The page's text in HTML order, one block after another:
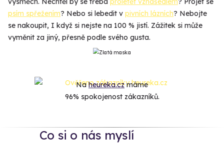
psím spřežením? Nebo si lebedit v pivních lázních? Nebojte
se nakoupit, I když si nejste na 100 % jistí. Zážitek si může
vyměnit za jiný, přesně podle svého gusta.
Naheureka.czmáme
96% spokojenost zákazníků.
Co si o nás myslí